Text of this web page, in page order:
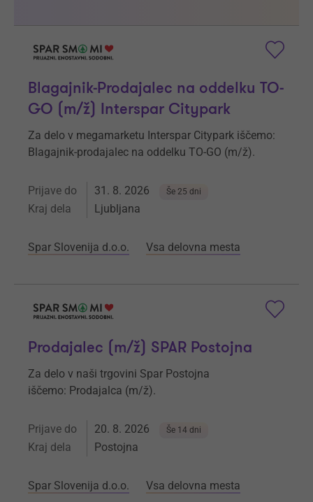
Blagajnik-Prodajalec na oddelku TO-
GO (m/ž) Interspar Citypark
Za delo v megamarketu Interspar Citypark iščemo:
Blagajnik-prodajalec na oddelku TO-GO (m/ž).
Prijave do 31. 8. 2026 Še 25 dni
Kraj dela Ljubljana
Spar Slovenija d.o.o. Vsa delovna mesta
Prodajalec (m/ž) SPAR Postojna
Za delo v naši trgovini Spar Postojna
iščemo: Prodajalca (m/ž).
Prijave do 20. 8. 2026 Še 14 dni
Kraj dela Postojna
Spar Slovenija d.o.o. Vsa delovna mesta